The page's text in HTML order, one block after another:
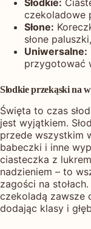
Słodkie:
czekoladowe
Słone:
słone
Uniwersalne:
przygotować
Słodkie przekąski na
Święta to czas
jest wyjątkiem.
przede wszystkim
babeczki i inne
ciasteczka z
nadzieniem – to
zagości na
czekoladą zawsze
dodając klasy i